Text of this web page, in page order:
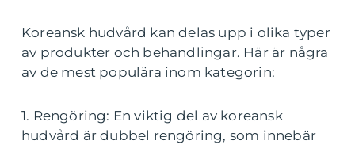
Koreansk hudvård kan delas upp i olika typer
av produkter och behandlingar. Här är några
av de mest populära inom kategorin:
1. Rengöring: En viktig del av koreansk
hudvård är dubbel rengöring, som innebär